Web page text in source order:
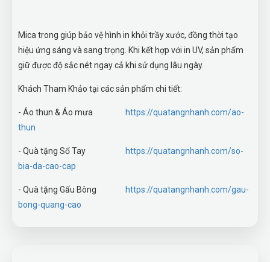
Mica trong giúp bảo vệ hình in khỏi trầy xước, đồng thời tạo
hiệu ứng sáng và sang trọng. Khi kết hợp với in UV, sản phẩm
giữ được độ sắc nét ngay cả khi sử dụng lâu ngày.
Khách Tham Khảo tại các sản phẩm chi tiết:
- Áo thun & Áo mưa
https://quatangnhanh.com/ao-
thun
- Quà tặng Sổ Tay
https://quatangnhanh.com/so-
bia-da-cao-cap
- Quà tặng Gấu Bông
https://quatangnhanh.com/gau-
bong-quang-cao